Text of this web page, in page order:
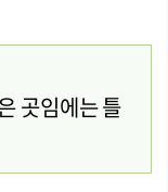
곳임에는 틀